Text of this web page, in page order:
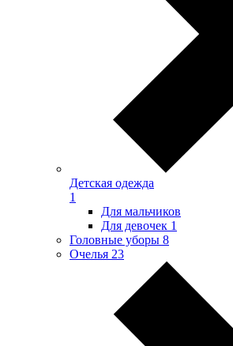
Детская одежда
1
Для мальчиков
Для девочек 1
Головные уборы 8
Очелья 23